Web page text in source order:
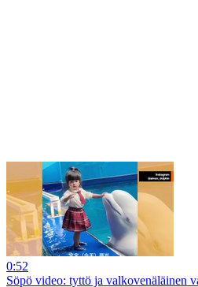
0:52
Söpö video: tyttö ja valkovenäläinen